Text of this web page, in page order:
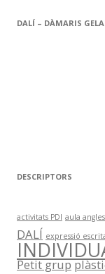
DALÍ – DÀMARIS
DESCRIPTORS
activitats PDI aula angles
DALÍ expressió
Petit grup